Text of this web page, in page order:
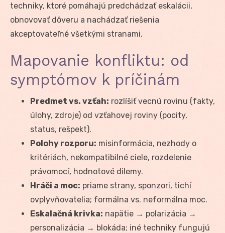
techniky, ktoré pomáhajú predchádzať eskalácii,
obnovovať dôveru a nachádzať riešenia
akceptovateľné všetkými stranami.
Mapovanie konfliktu: od
symptómov k príčinám
Predmet vs. vzťah: rozlíšiť vecnú rovinu (fakty,
úlohy, zdroje) od vzťahovej roviny (pocity,
status, rešpekt).
Polohy rozporu: misinformácia, nezhody o
kritériách, nekompatibilné ciele, rozdelenie
právomocí, hodnotové dilemy.
Hráči a moc: priame strany, sponzori, tichí
ovplyvňovatelia; formálna vs. neformálna moc.
Eskalačná krivka: napätie → polarizácia →
personalizácia → blokáda; iné techniky fungujú